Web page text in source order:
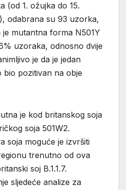
(od 1. ožujka do 15.
odabrana su 93 uzorka,
mutantna forma N501Y
uzoraka, odnosno dvije
je da je jedan
pozitivan na obje
je kod britanskog soja
soja 501W2.
soja moguće je izvršiti
trenutno od ova
soj B.1.1.7.
sljedeće analize za